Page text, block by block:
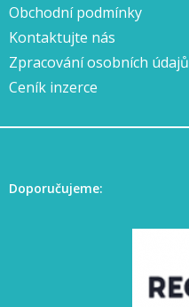
Obchodní podmínky
Kontaktujte nás
Zpracování osobních údajů
Ceník inzerce
Doporučujeme: